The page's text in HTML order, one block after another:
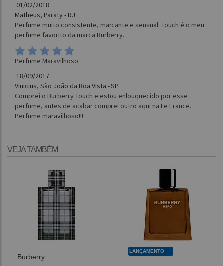
01/02/2018
Matheus, Paraty - RJ
Perfume muito consistente, marcante e sensual. Touch é o meu
perfume favorito da marca Burberry.
Perfume Maravilhoso
18/09/2017
Vinicius, São João da Boa Vista - SP
Comprei o Burberry Touch e estou enlouquecido por esse
perfume, antes de acabar comprei outro aqui na Le France.
Perfume maravilhoso!!!
VEJA TAMBÉM
Burberry
LANÇAMENTO